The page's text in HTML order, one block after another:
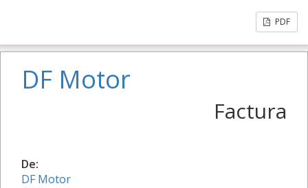
PDF
DF Motor
Factura
De:
DF Motor